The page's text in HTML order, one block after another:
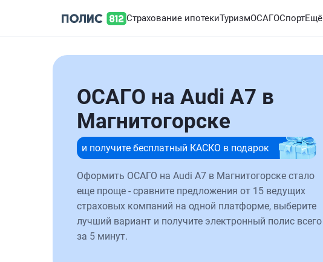
Страхование ипотекиТуризмОСАГОСпортЕщё
ОСАГО на Audi A7 в
Магнитогорске
и получите бесплатный КАСКО в подарок
Оформить ОСАГО на Audi A7 в Магнитогорске стало
еще проще - сравните предложения от 15 ведущих
страховых компаний на одной платформе, выберите
лучший вариант и получите электронный полис всего
за 5 минут.